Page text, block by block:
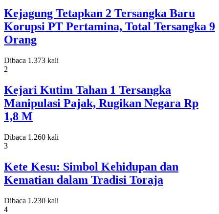
Kejagung Tetapkan 2 Tersangka Baru
Korupsi PT Pertamina, Total Tersangka 9
Orang
Dibaca 1.373 kali
2
Kejari Kutim Tahan 1 Tersangka
Manipulasi Pajak, Rugikan Negara Rp
1,8 M
Dibaca 1.260 kali
3
Kete Kesu: Simbol Kehidupan dan
Kematian dalam Tradisi Toraja
Dibaca 1.230 kali
4